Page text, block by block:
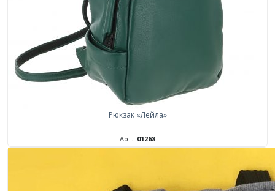
Рюкзак «Лейла»
Арт.: 01268